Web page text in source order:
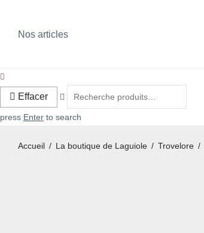
Nos articles
Effacer
press Enter to search
Accueil / La boutique de Laguiole / Trovelore /